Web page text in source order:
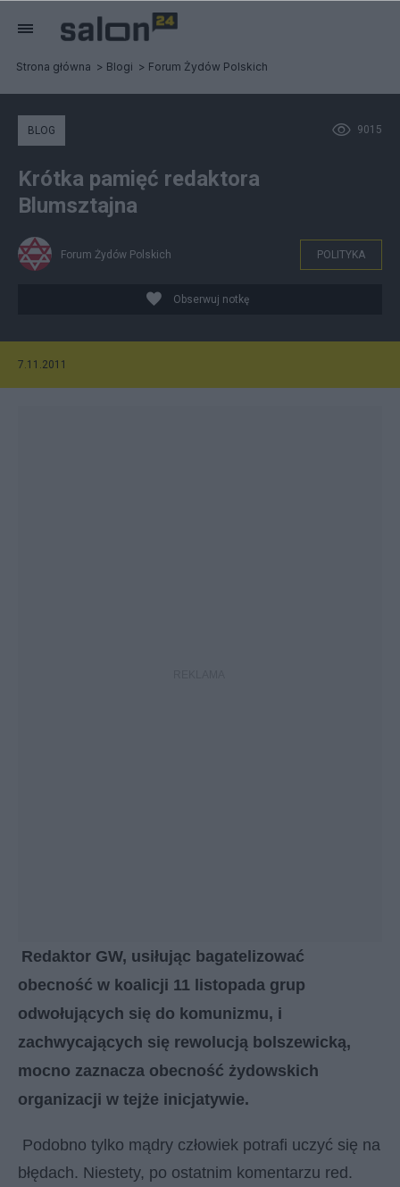
Strona główna Blogi Forum Żydów Polskich
9015
BLOG
Krótka pamięć redaktora
Blumsztajna
Forum Żydów Polskich POLITYKA
Obserwuj notkę
7.11.2011
Redaktor GW, usiłując bagatelizować
obecność w koalicji 11 listopada grup
odwołujących się do komunizmu, i
zachwycających się rewolucją bolszewicką,
mocno zaznacza obecność żydowskich
organizacji w tejże inicjatywie.
Podobno tylko mądry człowiek potrafi uczyć się na
błędach. Niestety, po ostatnim komentarzu red.